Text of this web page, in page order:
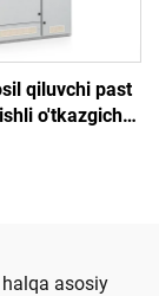
qiluvchi past
o'tkazgich
asosiy